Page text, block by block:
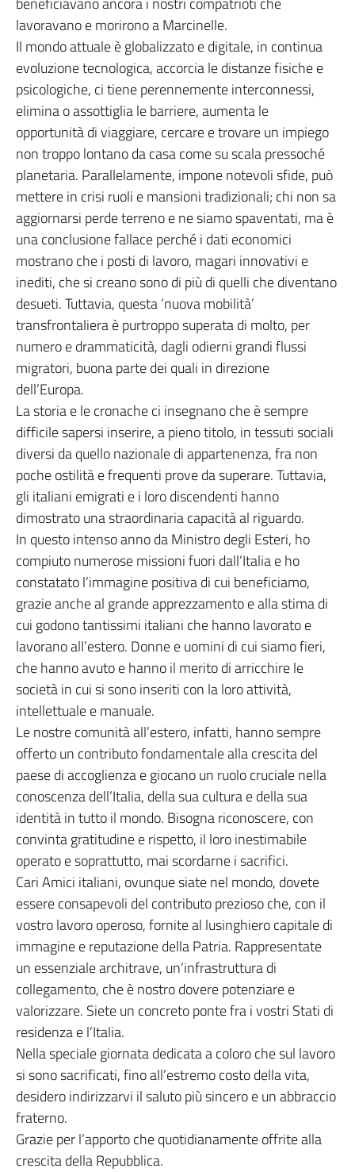
lavoravano e morirono a Marcinelle.
Il mondo attuale è globalizzato e digitale, in continua
evoluzione tecnologica, accorcia le distanze fisiche e
psicologiche, ci tiene perennemente interconnessi,
elimina o assottiglia le barriere, aumenta le
opportunità di viaggiare, cercare e trovare un impiego
non troppo lontano da casa come su scala pressoché
planetaria. Parallelamente, impone notevoli sfide, può
mettere in crisi ruoli e mansioni tradizionali; chi non sa
aggiornarsi perde terreno e ne siamo spaventati, ma è
una conclusione fallace perché i dati economici
mostrano che i posti di lavoro, magari innovativi e
inediti, che si creano sono di più di quelli che diventano
desueti. Tuttavia, questa ‘nuova mobilità’
transfrontaliera è purtroppo superata di molto, per
numero e drammaticità, dagli odierni grandi flussi
migratori, buona parte dei quali in direzione
dell’Europa.
La storia e le cronache ci insegnano che è sempre
difficile sapersi inserire, a pieno titolo, in tessuti sociali
diversi da quello nazionale di appartenenza, fra non
poche ostilità e frequenti prove da superare. Tuttavia,
gli italiani emigrati e i loro discendenti hanno
dimostrato una straordinaria capacità al riguardo.
In questo intenso anno da Ministro degli Esteri, ho
compiuto numerose missioni fuori dall’Italia e ho
constatato l’immagine positiva di cui beneficiamo,
grazie anche al grande apprezzamento e alla stima di
cui godono tantissimi italiani che hanno lavorato e
lavorano all’estero. Donne e uomini di cui siamo fieri,
che hanno avuto e hanno il merito di arricchire le
società in cui si sono inseriti con la loro attività,
intellettuale e manuale.
Le nostre comunità all’estero, infatti, hanno sempre
offerto un contributo fondamentale alla crescita del
paese di accoglienza e giocano un ruolo cruciale nella
conoscenza dell’Italia, della sua cultura e della sua
identità in tutto il mondo. Bisogna riconoscere, con
convinta gratitudine e rispetto, il loro inestimabile
operato e soprattutto, mai scordarne i sacrifici.
Cari Amici italiani, ovunque siate nel mondo, dovete
essere consapevoli del contributo prezioso che, con il
vostro lavoro operoso, fornite al lusinghiero capitale di
immagine e reputazione della Patria. Rappresentate
un essenziale architrave, un’infrastruttura di
collegamento, che è nostro dovere potenziare e
valorizzare. Siete un concreto ponte fra i vostri Stati di
residenza e l’Italia.
Nella speciale giornata dedicata a coloro che sul lavoro
si sono sacrificati, fino all’estremo costo della vita,
desidero indirizzarvi il saluto più sincero e un abbraccio
fraterno.
Grazie per l’apporto che quotidianamente offrite alla
crescita della Repubblica.